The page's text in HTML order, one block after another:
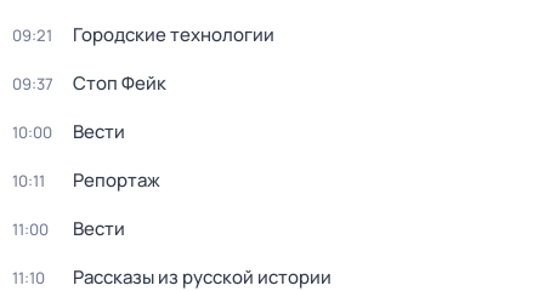
09:21 Городские технологии
09:37 Стоп Фейк
10:00 Вести
10:11 Репортаж
11:00 Вести
11:10 Рассказы из русской истории